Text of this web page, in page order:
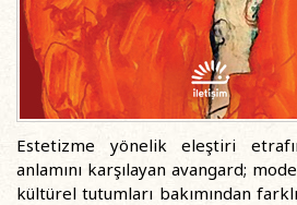
Estetizme yönelik eleştiri
anlamını karşılayan avangard;
kültürel tutumları bakımından